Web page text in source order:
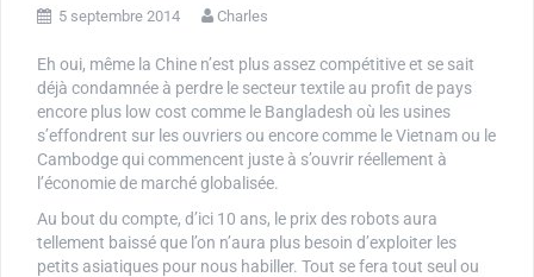
5 septembre 2014 Charles
Eh oui, même la Chine n’est plus assez compétitive et se sait
déjà condamnée à perdre le secteur textile au profit de pays
encore plus low cost comme le Bangladesh où les usines
s’effondrent sur les ouvriers ou encore comme le Vietnam ou le
Cambodge qui commencent juste à s’ouvrir réellement à
l’économie de marché globalisée.
Au bout du compte, d’ici 10 ans, le prix des robots aura
tellement baissé que l’on n’aura plus besoin d’exploiter les
petits asiatiques pour nous habiller. Tout se fera tout seul ou